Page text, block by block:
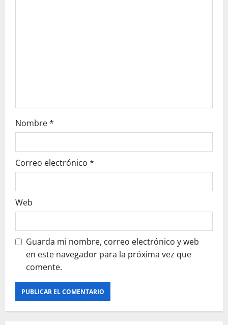
r
a
d
a
s
Nombre*
Correo electrónico *
Web
Guarda mi nombre, correo electrónico y web
en este navegador para la próxima vez que
comente.